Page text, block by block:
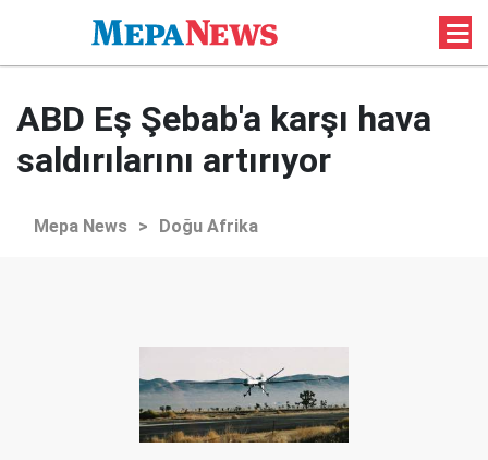
ABD Eş Şebab'a karşı hava
saldırılarını artırıyor
Mepa News > Doğu Afrika